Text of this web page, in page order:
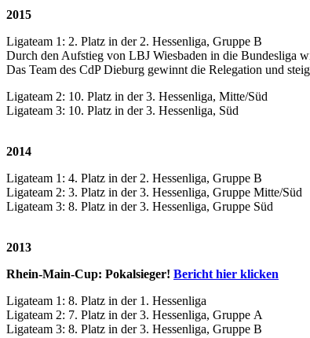
2015
Ligateam 1: 2. Platz in der 2. Hessenliga, Gruppe B
Durch den Aufstieg von LBJ Wiesbaden in die Bundesliga
Das Team des CdP Dieburg gewinnt die Relegation und
Ligateam 2: 10. Platz in der 3. Hessenliga, Mitte/Süd
Ligateam 3: 10. Platz in der 3. Hessenliga, Süd
2014
Ligateam 1: 4. Platz in der 2. Hessenliga, Gruppe B
Ligateam 2: 3. Platz in der 3. Hessenliga, Gruppe Mitte/Süd
Ligateam 3: 8. Platz in der 3. Hessenliga, Gruppe Süd
2013
Rhein-Main-Cup: Pokalsieger! Bericht hier klicken
Ligateam 1: 8. Platz in der 1. Hessenliga
Ligateam 2: 7. Platz in der 3. Hessenliga, Gruppe A
Ligateam 3: 8. Platz in der 3. Hessenliga, Gruppe B